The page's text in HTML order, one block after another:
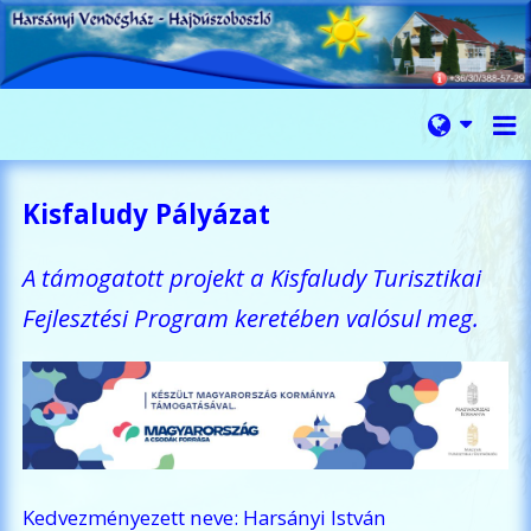
Kisfaludy Pályázat
A támogatott projekt a Kisfaludy Turisztikai
Fejlesztési Program keretében valósul meg.
Kedvezményezett neve: Harsányi István